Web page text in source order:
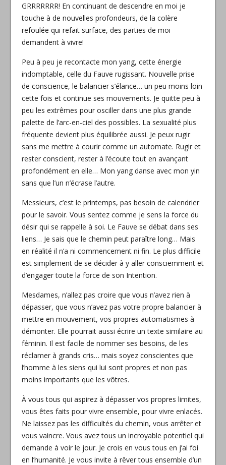
GRRRRRRR! En continuant de descendre en moi je
touche à de nouvelles profondeurs, de la colère
refoulée qui refait surface, des parties de moi
demandent à vivre!
Peu à peu je recontacte mon yang, cette énergie
indomptable, celle du Fauve rugissant. Nouvelle prise
de conscience, le balancier s’élance… un peu moins loin
cette fois et continue ses mouvements. Je quitte peu à
peu les extrêmes pour osciller dans une plus grande
palette de l’arc-en-ciel des possibles. La sexualité plus
fréquente devient plus équilibrée aussi. Je peux rugir
sans me mettre à courir comme un automate. Rugir et
rester conscient, rester à l’écoute tout en avançant
profondément en elle… Mon yang danse avec mon yin
sans que l’un n’écrase l’autre.
Messieurs, c’est le printemps, pas besoin de calendrier
pour le savoir. Vous sentez comme je sens la force du
désir qui se rappelle à soi. Le Fauve se débat dans ses
liens… Je sais que le chemin peut paraître long… Mais
en réalité il n’a ni commencement ni fin. Le plus difficile
est simplement de se décider à y aller consciemment et
d’engager toute la force de son Intention.
Mesdames, n’allez pas croire que vous n’avez rien à
dépasser, que vous n’avez pas votre propre balancier à
mettre en mouvement, vos propres automatismes à
démonter. Elle pourrait aussi écrire un texte similaire au
féminin. Il est facile de nommer ses besoins, de les
réclamer à grands cris… mais soyez conscientes que
l’homme à les siens qui lui sont propres et non pas
moins importants que les vôtres.
À vous tous qui aspirez à dépasser vos propres limites,
vous êtes faits pour vivre ensemble, pour vivre enlacés.
Ne laissez pas les difficultés du chemin, vous arrêter et
vous vaincre. Vous avez tous un incroyable potentiel qui
demande à voir le jour. Je crois en vous tous en j’ai foi
en l’humanité. Je vous invite à rêver tous ensemble d’un